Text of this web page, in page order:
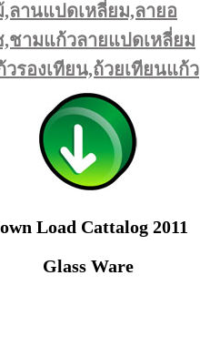
,ลานแปดเหลี่ยม,ลายอ
,ชามแก้วลายแปดเหลี่ยม
รองเทียน,ถ้วยเทียนแก้ว
Load Cattalog 2011
Glass Ware